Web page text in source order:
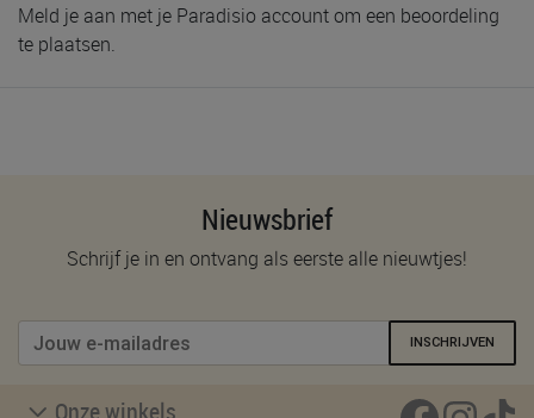
Meld je aan met je Paradisio account om een beoordeling
te plaatsen.
Nieuwsbrief
Schrijf je in en ontvang als eerste alle nieuwtjes!
INSCHRIJVEN
Onze winkels